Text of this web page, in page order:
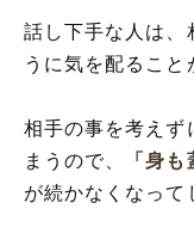
話し下手な人は、
うに気を配ること
相手の事を考えず
まうので、
「身も
が続かなくなって